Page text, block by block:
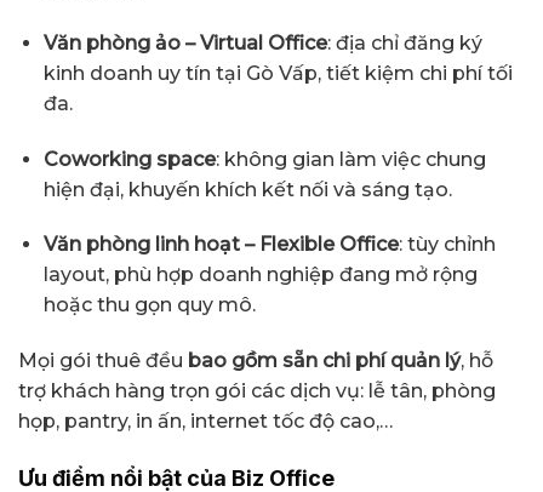
Văn phòng ảo – Virtual Office: địa chỉ đăng ký
kinh doanh uy tín tại Gò Vấp, tiết kiệm chi phí tối
đa.
Coworking space: không gian làm việc chung
hiện đại, khuyến khích kết nối và sáng tạo.
Văn phòng linh hoạt – Flexible Office: tùy chỉnh
layout, phù hợp doanh nghiệp đang mở rộng
hoặc thu gọn quy mô.
Mọi gói thuê đều bao gồm sẵn chi phí quản lý, hỗ
trợ khách hàng trọn gói các dịch vụ: lễ tân, phòng
họp, pantry, in ấn, internet tốc độ cao,…
Ưu điểm nổi bật của Biz Office